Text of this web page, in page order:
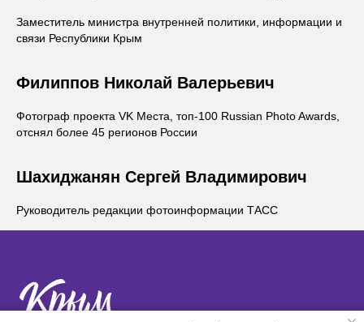
Заместитель министра внутренней политики, информации и
связи Республики Крым
Филиппов Николай Валерьевич
Фотограф проекта VK Места, топ-100 Russian Photo Awards,
отснял более 45 регионов России
Шахиджанян Сергей Владимирович
Руководитель редакции фотоинформации ТАСС